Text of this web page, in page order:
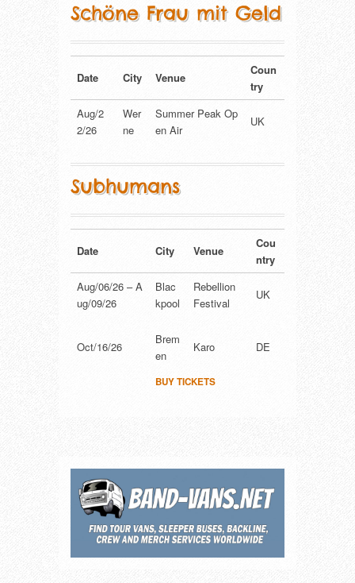
Schöne Frau mit Geld
Date City Venue
Coun
try
Aug/2
2/26
Wer
ne
Summer Peak Op
en Air
UK
Subhumans
Date City Venue
Cou
ntry
Aug/06/26 – A
ug/09/26
Blac
kpool
Rebellion
Festival
UK
Oct/16/26
Brem
en
Karo DE
BUY TICKETS